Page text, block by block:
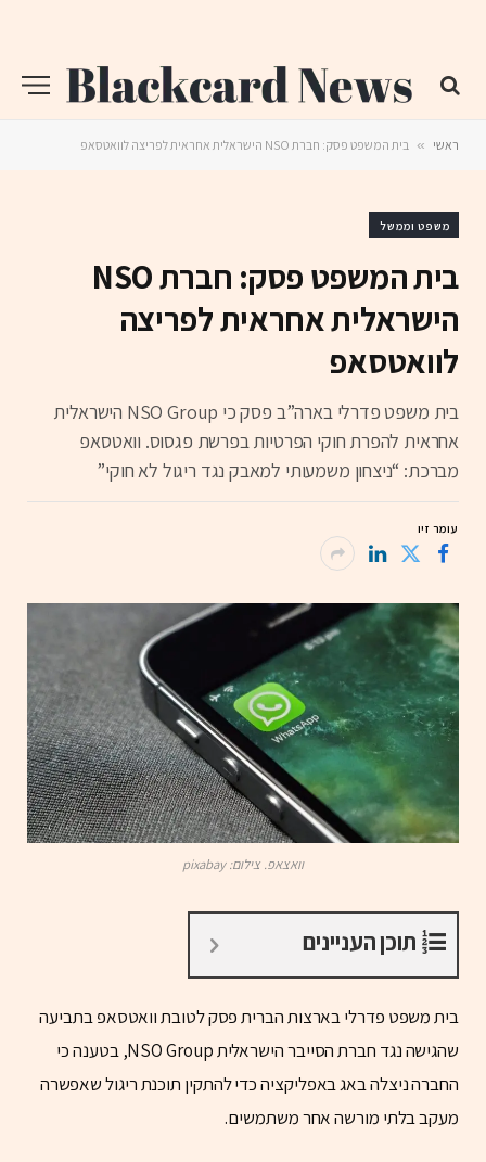
ראשי » בית המשפט פסק: חברת NSO הישראלית אחראית לפריצה לוואטסאפ
משפט וממשל
בית המשפט פסק: חברת NSO
הישראלית אחראית לפריצה
לוואטסאפ
בית משפט פדרלי בארה”ב פסק כי NSO Group הישראלית
אחראית להפרת חוקי הפרטיות בפרשת פגסוס. וואטסאפ
מברכת: “ניצחון משמעותי למאבק נגד ריגול לא חוקי”
עומר זיו
וואצאפ. צילום: pixabay
תוכן העניינים
בית משפט פדרלי בארצות הברית פסק לטובת וואטסאפ בתביעה
שהגישה נגד חברת הסייבר הישראלית NSO Group, בטענה כי
החברה ניצלה באג באפליקציה כדי להתקין תוכנת ריגול שאפשרה
מעקב בלתי מורשה אחר משתמשים.